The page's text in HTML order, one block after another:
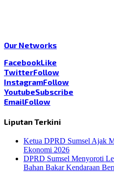
Our Networks
FacebookLike
TwitterFollow
InstagramFollow
YoutubeSubscribe
EmailFollow
Liputan Terkini
Ketua DPRD Sumsel Ajak
Ekonomi 2026
DPRD Sumsel Menyoroti
Bahan Bakar Kendaraan